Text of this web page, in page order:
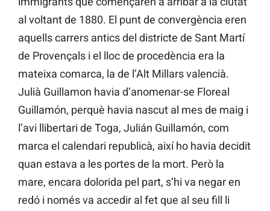
al voltant de 1880. El punt de convergència eren
aquells carrers antics del districte de Sant Martí
de Provençals i el lloc de procedència era la
mateixa comarca, la de l’Alt Millars valencià.
Julià Guillamon havia d’anomenar-se Floreal
Guillamón, perquè havia nascut al mes de maig i
l’avi llibertari de Toga, Julián Guillamón, com
marca el calendari republicà, així ho havia decidit
quan estava a les portes de la mort. Però la
mare, encara dolorida pel part, s’hi va negar en
redó i només va accedir al fet que al seu fill li